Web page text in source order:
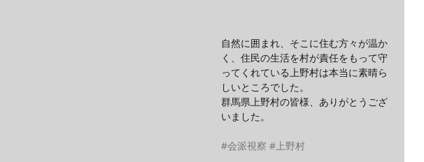
自然に囲まれ、そこに住む方々が温か
く、住民の生活を村が責任をもって守
ってくれている上野村は本当に素晴ら
しいところでした。
群馬県上野村の皆様、ありがとうござ
いました。
#会派視察 #上野村